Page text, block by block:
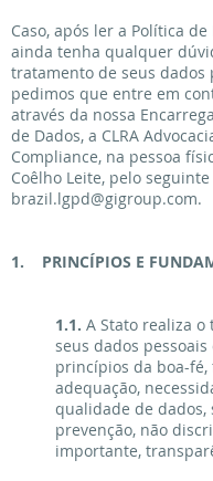
Caso, após ler a Política
ainda tenha qualquer
tratamento de seus dados
pedimos que entre em
através da nossa
de Dados, a CLRA
Compliance, na pessoa
Coêlho Leite, pelo
brazil.lgpd@gigroup.com.
1. PRINCÍPIOS E
1.1. A Stato realiza
seus dados
princípios da boa-fé,
adequação,
qualidade de dados,
prevenção, não
importante,